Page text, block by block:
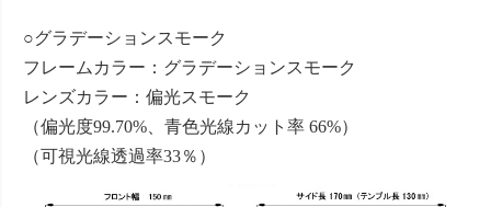
○グラデーションスモーク
フレームカラー：グラデーションスモーク
レンズカラー：偏光スモーク
（偏光度99.70%、青色光線カット率 66%）
（可視光線透過率33％）